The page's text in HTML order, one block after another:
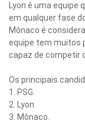
Lyon é uma
em qualquer fase
Mônaco é
equipe tem muitos
capaz de competir
Os principais
1. PSG.
2. Lyon.
3. Mônaco.